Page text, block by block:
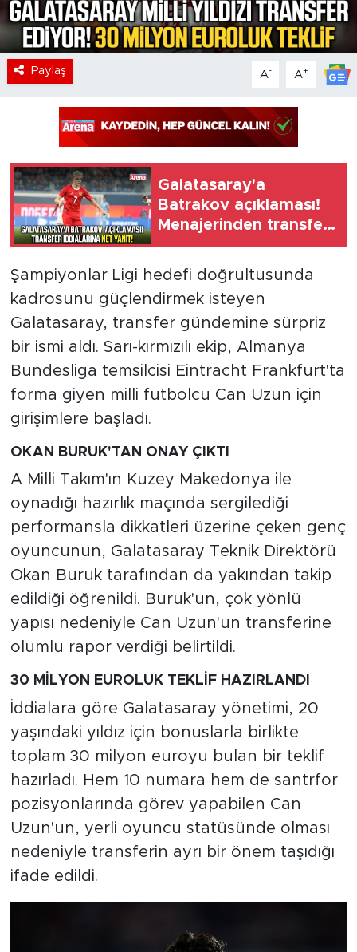
Paylaş A- A+
Galatasaray'a
Batrakov açıklaması!
Menajerinden transfer
iddialarına net yanıt
Şampiyonlar Ligi hedefi doğrultusunda
kadrosunu güçlendirmek isteyen
Galatasaray, transfer gündemine sürpriz
bir ismi aldı. Sarı-kırmızılı ekip, Almanya
Bundesliga temsilcisi Eintracht Frankfurt'ta
forma giyen milli futbolcu Can Uzun için
girişimlere başladı.
OKAN BURUK'TAN ONAY ÇIKTI
A Milli Takım'ın Kuzey Makedonya ile
oynadığı hazırlık maçında sergilediği
performansla dikkatleri üzerine çeken genç
oyuncunun, Galatasaray Teknik Direktörü
Okan Buruk tarafından da yakından takip
edildiği öğrenildi. Buruk'un, çok yönlü
yapısı nedeniyle Can Uzun'un transferine
olumlu rapor verdiği belirtildi.
30 MİLYON EUROLUK TEKLİF HAZIRLANDI
İddialara göre Galatasaray yönetimi, 20
yaşındaki yıldız için bonuslarla birlikte
toplam 30 milyon euroyu bulan bir teklif
hazırladı. Hem 10 numara hem de santrfor
pozisyonlarında görev yapabilen Can
Uzun'un, yerli oyuncu statüsünde olması
nedeniyle transferin ayrı bir önem taşıdığı
ifade edildi.